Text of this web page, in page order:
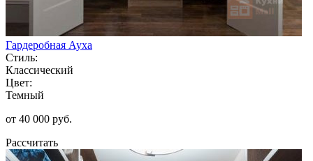
Гардеробная Ауха
Стиль:
Классический
Цвет:
Темный
от 40 000 руб.
Рассчитать